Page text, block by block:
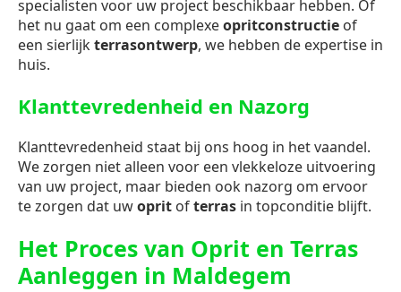
specialisten voor uw project beschikbaar hebben. Of
het nu gaat om een complexeopritconstructie of
een sierlijkterrasontwerp, we hebben de expertise in
huis.
Klanttevredenheid en Nazorg
Klanttevredenheid staat bij ons hoog in het vaandel.
We zorgen niet alleen voor een vlekkeloze uitvoering
van uw project, maar bieden ook nazorg om ervoor
te zorgen dat uwoprit ofterras in topconditie blijft.
Het Proces van Oprit en Terras
Aanleggen in Maldegem